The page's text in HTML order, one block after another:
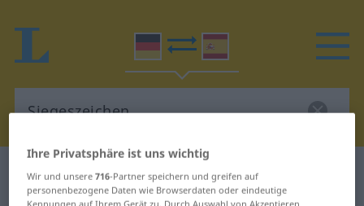
Deutsch-Spanisch Wörterbuch Siegeszeichen
Ihre Privatsphäre ist uns wichtig
Wir und unsere716-Partner speichern und greifen auf
personenbezogene Daten wie Browserdaten oder eindeutige
Kennungen auf Ihrem Gerät zu. Durch Auswahl von Akzeptieren